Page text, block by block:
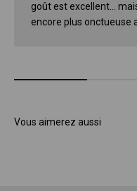
goût est excellent…
encore plus onctueuse
Vous aimerez aussi